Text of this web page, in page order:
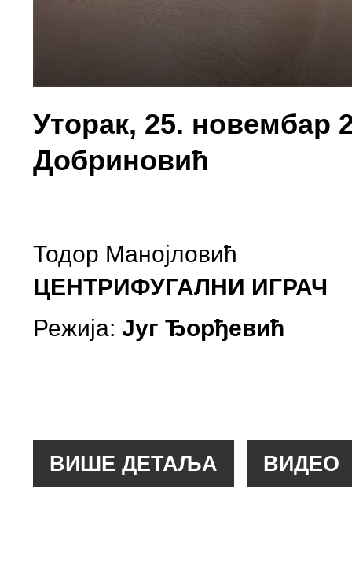
Уторак, 25. новембар
Добриновић
Тодор Манојловић
ЦЕНТРИФУГАЛНИ ИГРАЧ
Режија: Југ Ђорђевић